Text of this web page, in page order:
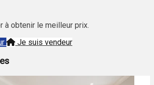
à obtenir le meilleur prix.
Je suis vendeur